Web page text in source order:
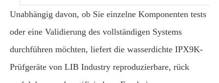
Unabhängig davon, ob Sie einzelne Komponenten tests
oder eine Validierung des vollständigen Systems
durchführen möchten, liefert die wasserdichte IPX9K-
Prüfgeräte von LIB Industry reproduzierbare, rück